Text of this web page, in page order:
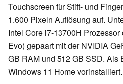
Touchscreen für Stift- und
1.600 Pixeln Auflösung auf.
Intel Core i7-13700H Prozessor
Evo) gepaart mit der NVIDIA
GB RAM und 512 GB SSD. Als
Windows 11 Home vorinstalliert.